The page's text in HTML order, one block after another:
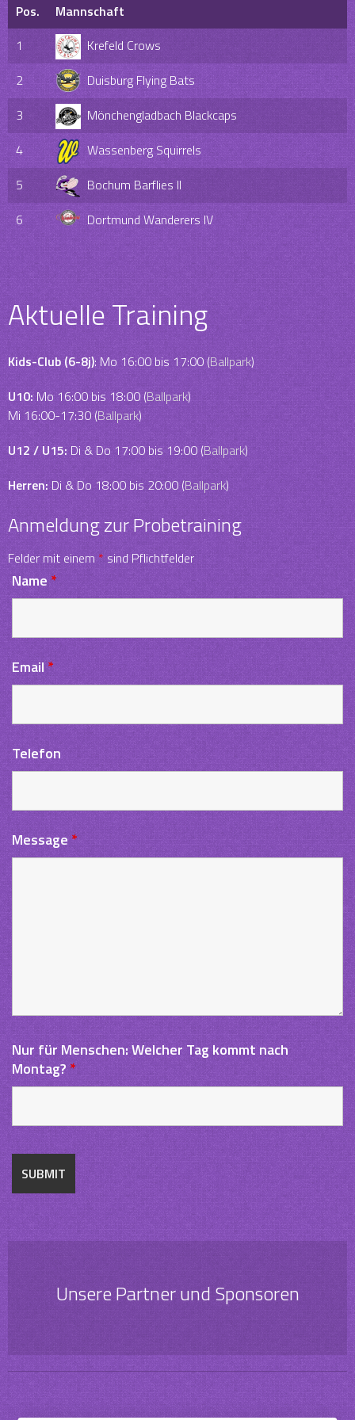
Pos.
Mannschaft
1
Krefeld Crows
2
Duisburg Flying Bats
3
Mönchengladbach Blackcaps
4
Wassenberg Squirrels
5
Bochum Barflies II
6
Dortmund Wanderers IV
Aktuelle Training
Kids-Club (6-8j): Mo 16:00 bis 17:00 (Ballpark)
U10: Mo 16:00 bis 18:00 (Ballpark)
Mi 16:00-17:30 (Ballpark)
U12 / U15: Di & Do 17:00 bis 19:00 (Ballpark)
Herren:Di & Do 18:00 bis 20:00 (Ballpark)
Anmeldung zur Probetraining
Felder mit einem*sind Pflichtfelder
Name*
Email*
Telefon
Message *
Nur für Menschen: Welcher Tag kommt nach
Montag?*
Unsere Partner und Sponsoren